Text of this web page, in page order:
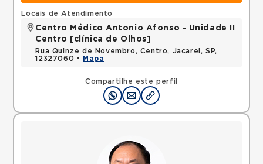
Compartilhe este perfil
Locais de Atendimento
Centro Médico Antonio Afonso - Unidade II
Centro [clínica de Olhos]
Rua Quinze de Novembro, Centro, Jacarei, SP,
12327060 •
Mapa